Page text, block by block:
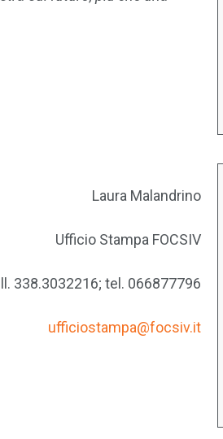
Laura Malandrino
Ufficio Stampa FOCSIV
338.3032216; tel. 066877796
ufficiostampa@focsiv.it